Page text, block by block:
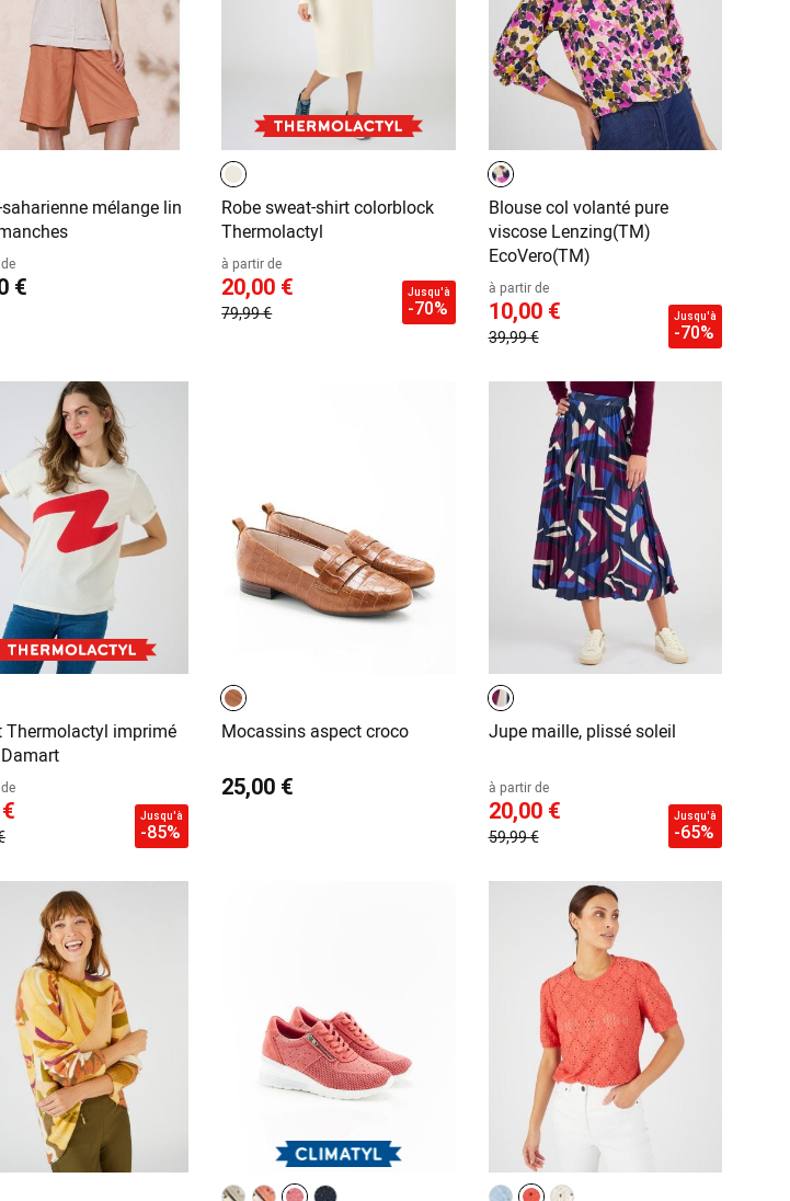
mélange lin
€
Robe sweat-shirt colorblock
Thermolactyl
à partir de
20,00 €
79,99 €
Jusqu'à
-70%
Blouse col volanté pure
viscose Lenzing(TM)
EcoVero(TM)
à partir de
10,00 €
39,99 €
Jusqu'à
-70%
Thermolactyl imprimé
Jusqu'à
-85%
Mocassins aspect croco
25,00 €
Jupe maille, plissé soleil
à partir de
20,00 €
59,99 €
Jusqu'à
-65%